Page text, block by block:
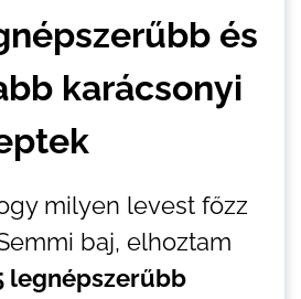
és
karácsonyi
milyen levest főzz
baj, elhoztam
legnépszerűbb